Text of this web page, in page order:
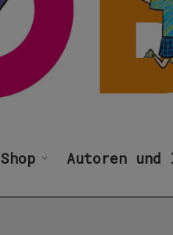
Shop Autoren